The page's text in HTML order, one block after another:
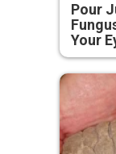
Pour
Your